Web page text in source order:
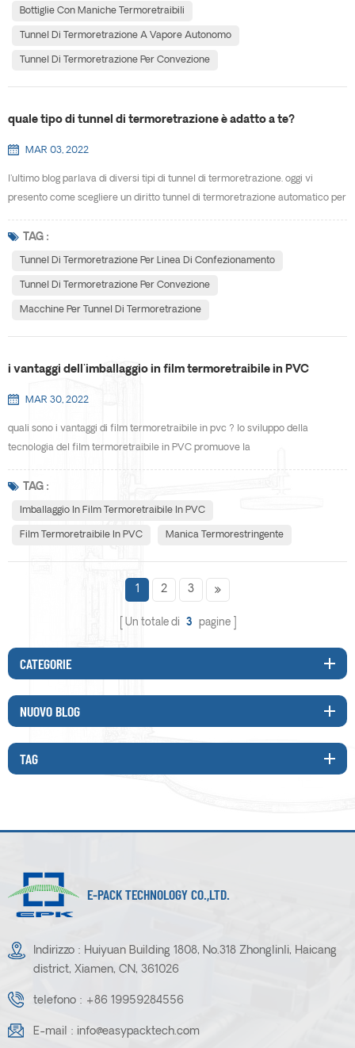
cos'è esattamente un tunnel di termoretrazione? un tunnel di
Bottiglie Con Maniche Termoretraibili
Tunnel Di Termoretrazione A Vapore Autonomo
Tunnel Di Termoretrazione Per Convezione
quale tipo di tunnel di termoretrazione è adatto a te?
MAR 03, 2022
l'ultimo blog parlava di diversi tipi di tunnel di termoretrazione. oggi vi
presento come scegliere un diritto tunnel di termoretrazione automatico per
rispondere tu stesso ad alcune domande. ecco alcune considerazioni su cui
riflettere quando cerchi di capire quale tipo di tunnel di termoretrazione è
TAG :
Tunnel Di Termoretrazione Per Linea Di Confezionamento
Tunnel Di Termoretrazione Per Convezione
Macchine Per Tunnel Di Termoretrazione
i vantaggi dell'imballaggio in film termoretraibile in PVC
MAR 30, 2022
quali sono i vantaggi di film termoretraibile in pvc ? lo sviluppo della
tecnologia del film termoretraibile in PVC promuove la
termoretraibile in PVC copra il campo dell'imballaggio di prodotti elettronici,
prodotti medicali e altri settori, e promuove lo sviluppo dell'industria
TAG :
Imballaggio In Film Termoretraibile In PVC
Film Termoretraibile In PVC Manica Termorestringente
1 2 3
Un totale di 3 pagine
CATEGORIE
NUOVO BLOG
TAG
E-PACK TECHNOLOGY CO.,LTD.
Indirizzo : Huiyuan Building 1808, No.318 Zhonglinli, Haicang
district, Xiamen, CN, 361026
telefono : +86 19959284556
E-mail : info@easypacktech.com